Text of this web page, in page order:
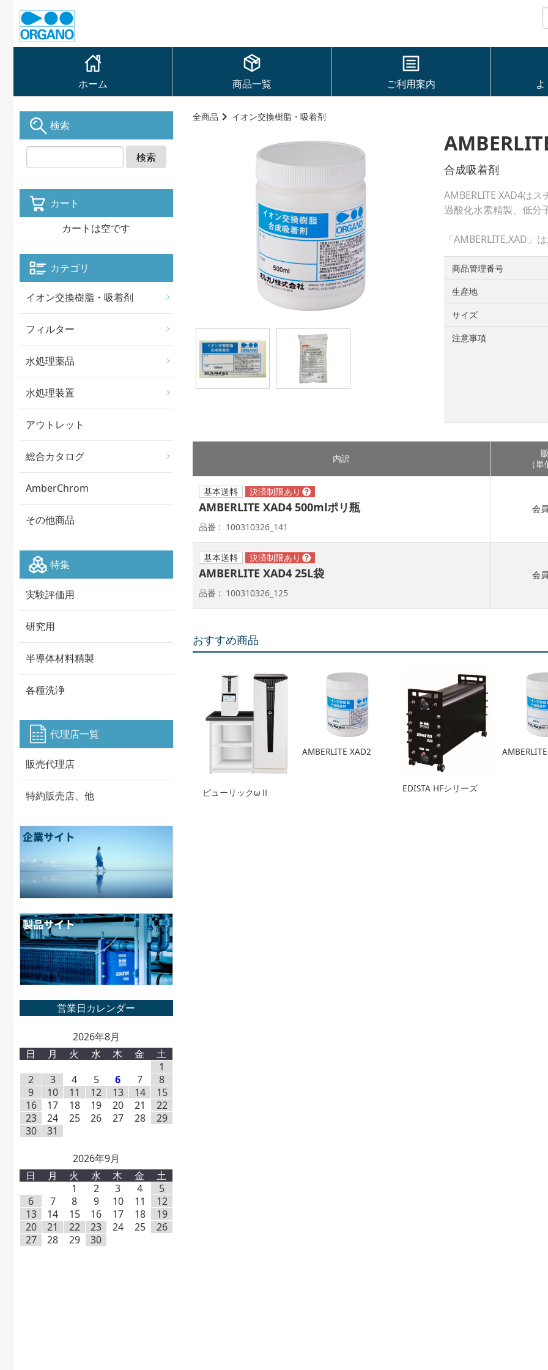
ホーム 商品一覧 ご利用案内
全商品 イオン交換樹脂・吸着剤
合成吸着剤
AMBERLITE XAD4は
過酸化水素精製、低分
「AMBERLITE,XAD」
商品管理番号
生産地
サイズ
注意事項
内訳
（
基本送料
AMBERLITE XAD4 500mlポリ瓶
品番 100310326_141
会
基本送料
AMBERLITE XAD4 25L袋
品番 100310326_125
会
おすすめ商品
ピューリックωⅡ
AMBERLITE XAD2
EDISTA HFシリーズ
検索
検索
カート
カートは空です
カテゴリ
イオン交換樹脂・吸着剤
フィルター
水処理薬品
水処理装置
アウトレット
総合カタログ
AmberChrom
その他商品
特集
実験評価用
研究用
半導体材料精製
各種洗浄
代理店一覧
販売代理店
特約販売店、他
2026年8月
日
月 火 水 木 金
土
1
2
3 4 5 6 7
8
9
10 11 12 13 14
15
16
17 18 19 20 21
22
23
24 25 26 27 28
29
30
31
2026年9月
日
月 火 水 木 金
土
1
2 3 4
5
6
7 8 9 10 11
12
13
14 15 16 17 18
19
20
21 22 23 24 25
26
27
28 29 30